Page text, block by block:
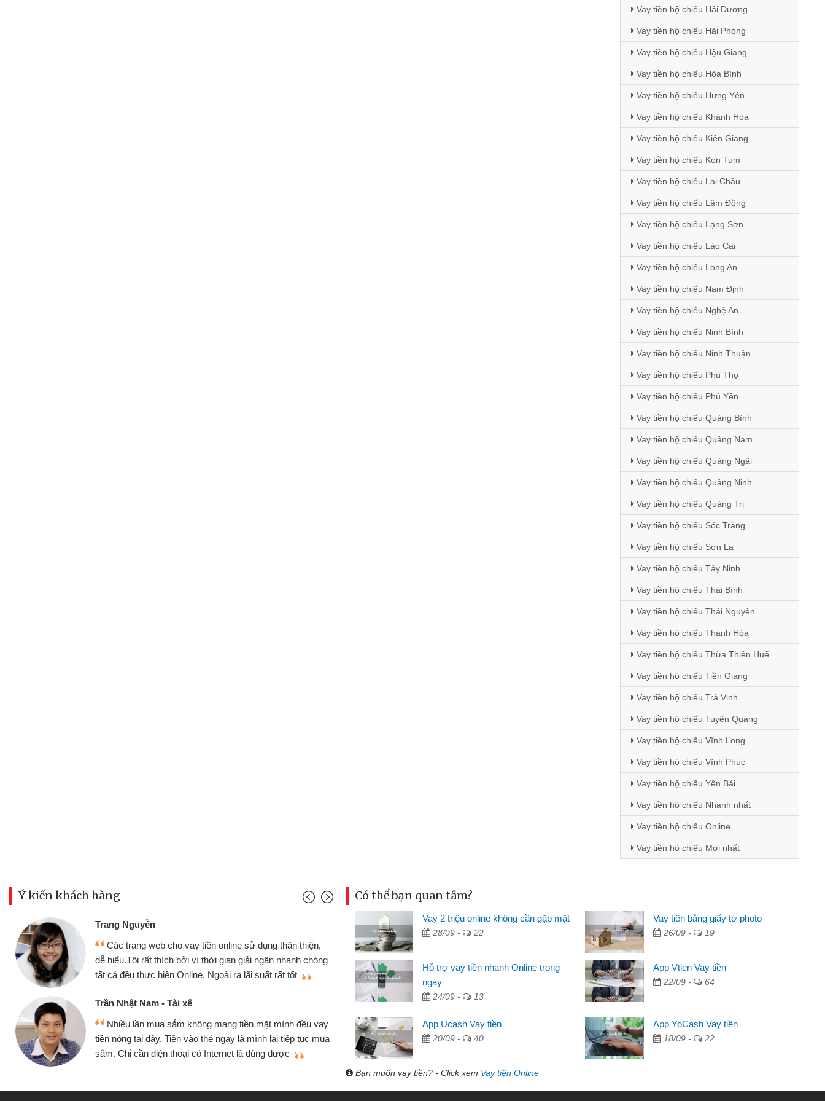
Vay tiền hộ chiếu Hải Dương
Vay tiền hộ chiếu Hải Phòng
Vay tiền hộ chiếu Hậu Giang
Vay tiền hộ chiếu Hòa Bình
Vay tiền hộ chiếu Hưng Yên
Vay tiền hộ chiếu Khánh Hòa
Vay tiền hộ chiếu Kiên Giang
Vay tiền hộ chiếu Kon Tum
Vay tiền hộ chiếu Lai Châu
Vay tiền hộ chiếu Lâm Đồng
Vay tiền hộ chiếu Lạng Sơn
Vay tiền hộ chiếu Lào Cai
Vay tiền hộ chiếu Long An
Vay tiền hộ chiếu Nam Định
Vay tiền hộ chiếu Nghệ An
Vay tiền hộ chiếu Ninh Bình
Vay tiền hộ chiếu Ninh Thuận
Vay tiền hộ chiếu Phú Thọ
Vay tiền hộ chiếu Phú Yên
Vay tiền hộ chiếu Quảng Bình
Vay tiền hộ chiếu Quảng Nam
Vay tiền hộ chiếu Quảng Ngãi
Vay tiền hộ chiếu Quảng Ninh
Vay tiền hộ chiếu Quảng Trị
Vay tiền hộ chiếu Sóc Trăng
Vay tiền hộ chiếu Sơn La
Vay tiền hộ chiếu Tây Ninh
Vay tiền hộ chiếu Thái Bình
Vay tiền hộ chiếu Thái Nguyên
Vay tiền hộ chiếu Thanh Hóa
Vay tiền hộ chiếu Thừa Thiên Huế
Vay tiền hộ chiếu Tiền Giang
Vay tiền hộ chiếu Trà Vinh
Vay tiền hộ chiếu Tuyên Quang
Vay tiền hộ chiếu Vĩnh Long
Vay tiền hộ chiếu Vĩnh Phúc
Vay tiền hộ chiếu Yên Bái
Vay tiền hộ chiếu Nhanh nhất
Vay tiền hộ chiếu Online
Vay tiền hộ chiếu Mới nhất
Ý kiến khách hàng
sử dụng thân thiện,
giải ngân nhanh chóng
lãi suất rất tốt
tiền mặt mình đều vay
là mình lại tiếp tục mua
là dùng được
Mình cần tiền gấp nên định cầm cố chiếc xe wave
nhưng thật may đã có gói vay tiền bằng CMND online
không cần gặp mặt nên rất tiện lợi, sẽ giới thiệu cho bạn
bè biết
Tôi kinh doanh buôn bán nhỏ lẻ nhiều lúc cần vốn nhập
hàng, nhờ biết đến website qua bạn bè giới thiệu tôi đã giải
quyết được công việc của mình nhanh chóng
Mai Lan - Sinh viên
Tôi biết đến thông qua quảng cáo trên facebook. Tôi là
sinh viên nên cần đóng tiền nhà, sinh nhật bạn bè, mà đọc
thấy thủ tục nhanh gọn nên tôi quyết định vay
Lâm Minh Chánh
Mất 2 tuần các ngân hàng không ai cho vay. Trong khi
cần có 2 triệu để giải quyết việc riêng, trong 1-2 ngày tôi trả
được thôi. Cảm ơn đã giúp tôi kịp thời và nhanh chóng
Có thể bạn quan tâm?
Vay 2 triệu online không cần gặp mặt
28/09 - 22
Vay tiền bằng giấy tờ photo
26/09 - 19
Hỗ trợ vay tiền nhanh Online trong
ngày
24/09 - 13
App Vtien Vay tiền
22/09 - 64
App Ucash Vay tiền
20/09 - 40
App YoCash Vay tiền
18/09 - 22
Bạn muốn vay tiền? - Click xem Vay tiền Online